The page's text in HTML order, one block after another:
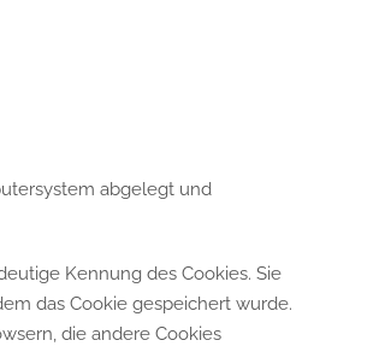
abgelegt und
Kennung des Cookies. Sie
das Cookie gespeichert wurde.
die andere Cookies